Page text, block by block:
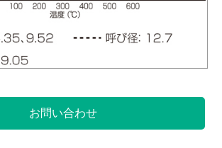
お問い合わせ